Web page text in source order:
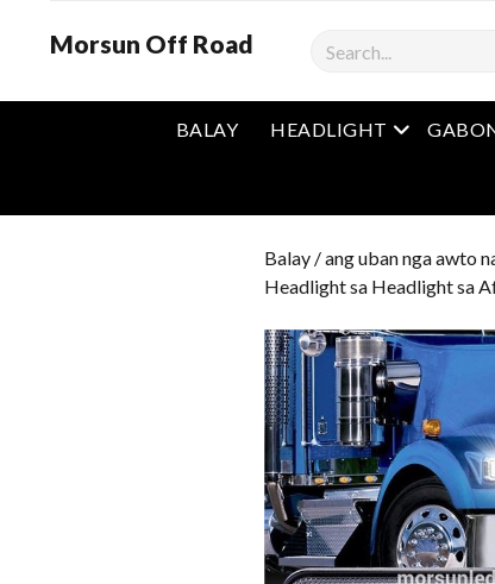
Morsun Off Road Mangita
BALAY HEADLIGHT Open
Balay /ang uban nga awto
Headlight sa Headlight sa